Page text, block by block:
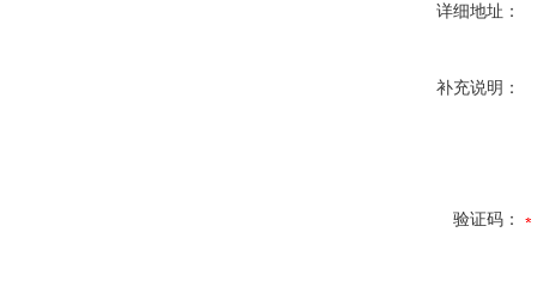
详细地址：
补充说明：
验证码：